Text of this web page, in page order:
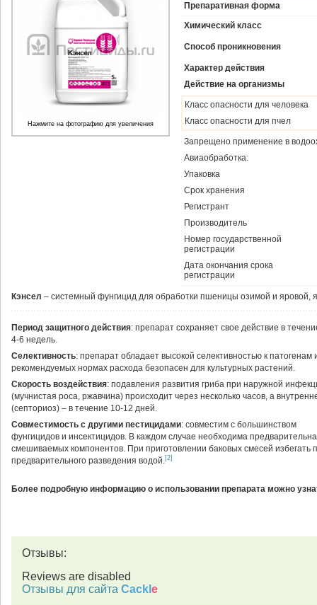
Препаративная форма
Химический класс
Способ проникновения
Характер действия
Действие на организмы
Класс опасности для человека
Класс опасности для пчел
Запрещено применение в
Авиаобработка:
Упаковка
Срок хранения
Регистрант
Производитель
Номер государственной
регистрации
Дата окончания срока
регистрации
Нажмите на фотографию для увеличения
Кэнсел – системный фунгицид для обработки пшеницы озимой и яровой,
Период защитного действия: препарат сохраняет свое действие в
4-6 недель.
Селективность: препарат обладает высокой селективностью к патогенам
рекомендуемых нормах расхода безопасен для культурных растений.
Скорость воздействия: подавления развития гриба при наружной
(мучнистая роса, ржавчина) происходит через несколько часов, а
(септориоз) – в течение 10-12 дней.
Совместимость с другими пестицидами: совместим с большинством
фунгицидов и инсектицидов. В каждом случае необходима
смешиваемых компонентов. При приготовлении баковых смесей избегать
предварительного разведения водой.[2]
Более подробную информацию о использовании препарата можно
Отзывы:
Reviews are disabled
Отзывы для сайта Cackl e